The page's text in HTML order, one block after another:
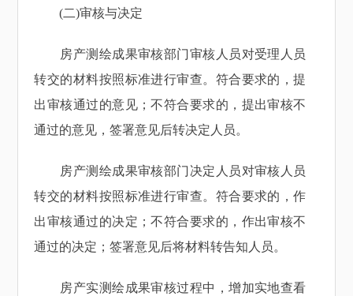
(二)审核与决定
房产测绘成果审核部门审核人员对受理人员
转交的材料按照标准进行审查。符合要求的，提
出审核通过的意见；不符合要求的，提出审核不
通过的意见，签署意见后转决定人员。
房产测绘成果审核部门决定人员对审核人员
转交的材料按照标准进行审查。符合要求的，作
出审核通过的决定；不符合要求的，作出审核不
通过的决定；签署意见后将材料转告知人员。
房产实测绘成果审核过程中，增加实地查看